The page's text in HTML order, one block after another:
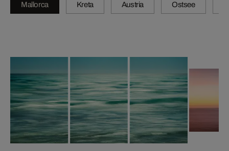
Mallorca Kreta Austria Ostsee